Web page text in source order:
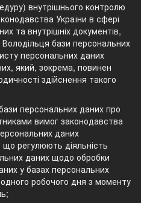
внутрішнього контролю
України в сфері
та внутрішніх документів,
бази персональних
персональних даних
який, зокрема, повинен
здійснення такого
персональних даних про
вимог законодавства
даних
що регулюють діяльність
даних щодо обробки
у базах персональних
одного робочого дня з моменту